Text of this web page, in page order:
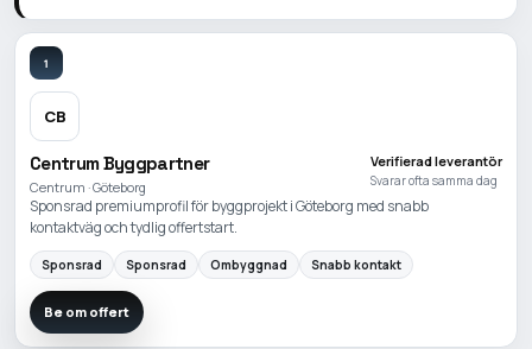
1
CB
Centrum Byggpartner
Centrum · Göteborg
Verifierad leverantör
Svarar ofta samma dag
Sponsrad premiumprofil för byggprojekt i Göteborg med snabb
kontaktväg och tydlig offertstart.
Sponsrad Sponsrad Ombyggnad Snabb kontakt
Be om offert